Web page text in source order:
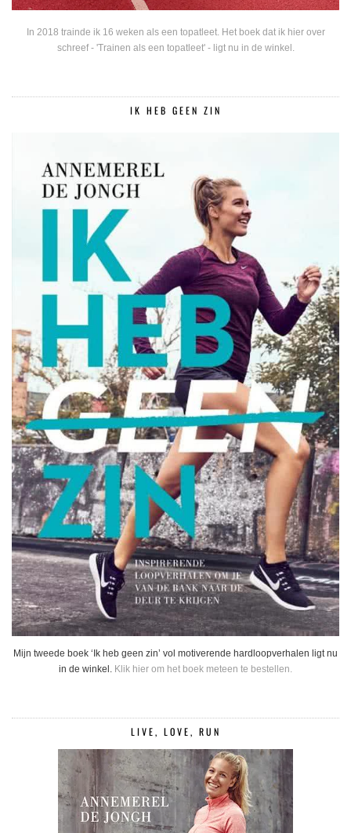
In 2018 trainde ik 16 weken als een topatleet. Het boek dat ik hier over
schreef - 'Trainen als een topatleet' - ligt nu in de winkel.
IK HEB GEEN ZIN
Mijn tweede boek ‘Ik heb geen zin’ vol motiverende hardloopverhalen ligt nu
in de winkel. Klik hier om het boek meteen te bestellen.
LIVE, LOVE, RUN